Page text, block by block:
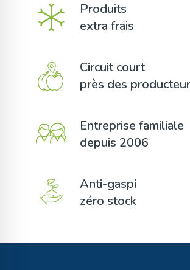
Produits
extra frais
Circuit court
près des
Entreprise familiale
depuis 2006
Anti-gaspi
zéro stock